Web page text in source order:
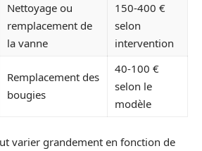
Nettoyage ou
remplacement de
la vanne
150-400 €
selon
intervention
Remplacement des
bougies
40-100 €
selon le
modèle
varier grandement en fonction de